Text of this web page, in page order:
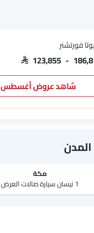
فورتشنر
SAR 123,855 -
شاهد عروض أغسطس
مكة
1 نيسان سيارة صالات العرض